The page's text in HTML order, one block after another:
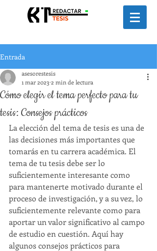
Entrada
Cómo elegir el tema perfecto para tu
tesis: Consejos prácticos
asesorestesis
1 mar 2023 2 min de lectura
La elección del tema de tesis es una de
las decisiones más importantes que
tomarás en tu carrera académica. El
tema de tu tesis debe ser lo
suficientemente interesante como
para mantenerte motivado durante el
proceso de investigación, y a su vez, lo
suficientemente relevante como para
aportar un valor significativo al campo
de estudio en cuestión. Aquí hay
algunos consejos prácticos para